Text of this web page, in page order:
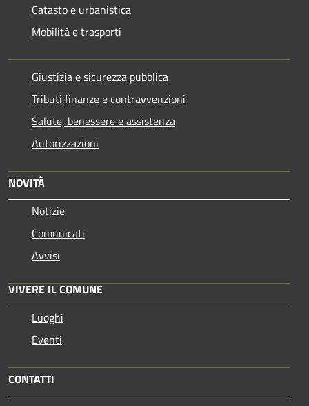
Catasto e urbanistica
Mobilità e trasporti
Giustizia e sicurezza pubblica
Tributi,finanze e contravvenzioni
Salute, benessere e assistenza
Autorizzazioni
NOVITÀ
Notizie
Comunicati
Avvisi
VIVERE IL COMUNE
Luoghi
Eventi
CONTATTI